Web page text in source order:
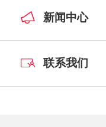
新闻中心
联系我们